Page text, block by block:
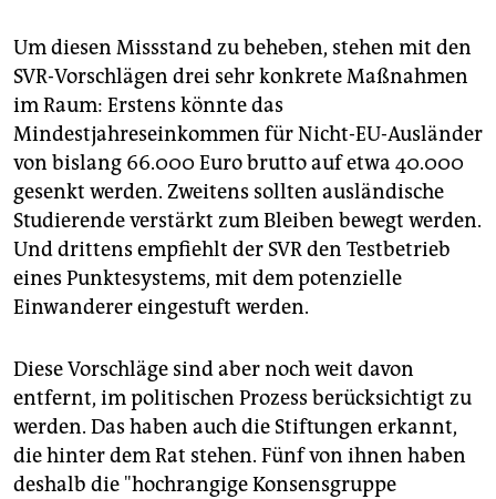
Um diesen Missstand zu beheben, stehen mit den
SVR-Vorschlägen drei sehr konkrete Maßnahmen
im Raum: Erstens könnte das
Mindestjahreseinkommen für Nicht-EU-Ausländer
von bislang 66.000 Euro brutto auf etwa 40.000
gesenkt werden. Zweitens sollten ausländische
Studierende verstärkt zum Bleiben bewegt werden.
Und drittens empfiehlt der SVR den Testbetrieb
eines Punktesystems, mit dem potenzielle
Einwanderer eingestuft werden.
Diese Vorschläge sind aber noch weit davon
entfernt, im politischen Prozess berücksichtigt zu
werden. Das haben auch die Stiftungen erkannt,
die hinter dem Rat stehen. Fünf von ihnen haben
deshalb die "hochrangige Konsensgruppe